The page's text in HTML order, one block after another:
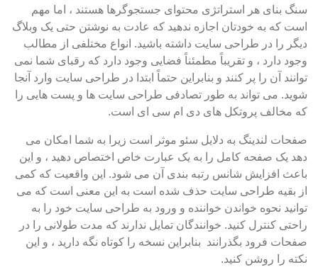
سنگ بنای هر استراتژی محتوای جستجوگرها هستند ، اما مهم
است که به خودتان اجازه ندهید که عادت به نوشتن حتی یک وبلاگ
دیگر را در طراحی سایت داشته باشید. انواع مختلفی از مطالب
وجود دارد ، و تقریباً مطمئناً فضایی وجود دارد که رقبای شما نمی
توانند آن را پر کنند و بنابراین حتماً ابتدا در طراحی سایت وارد آنجا
شوید. می تواند به طور تصادفی طراحی سایت ها و پست هایی را
که مخالف پروتکل های دی ام سی ای است.
صفحات لندینگ به دلایل سئو موثر است زیرا به شما امکان می
دهد یک صفحه کامل را به یک عبارت خاص اختصاص دهید ، و این
باعث افزایش شانس رتبه بندی آن می شود. این واقعیت که کمی
از بقیه طراحی سایت حذف شده است به این معنی است که می
توانید نحوه خواندن خواننده و ورود به طراحی سایت خود را به
راحتی کنترل کنید. خوانندگان تمایل ندارند که مدت طولانی را در
صفحات فرود بگذرانند بنابراین نسخه را کوتاه نگه دارید ، و این
نکته را روشن کنید.